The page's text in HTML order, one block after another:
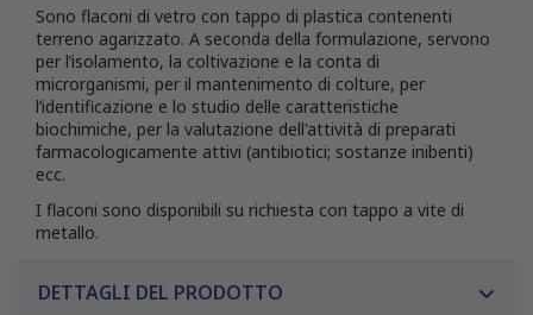
Sono flaconi di vetro con tappo di plastica contenenti
terreno agarizzato. A seconda della formulazione, servono
per l’isolamento, la coltivazione e la conta di
microrganismi, per il mantenimento di colture, per
l’identificazione e lo studio delle caratteristiche
biochimiche, per la valutazione dell'attività di preparati
farmacologicamente attivi (antibiotici; sostanze inibenti)
ecc.
I flaconi sono disponibili su richiesta con tappo a vite di
metallo.
DETTAGLI DEL PRODOTTO